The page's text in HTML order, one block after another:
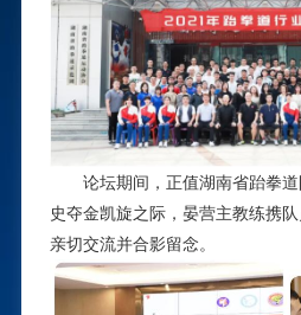
论坛期间，正值湖南省跆拳
史夺金凯旋之际，晏营主教练携
亲切交流并合影留念。